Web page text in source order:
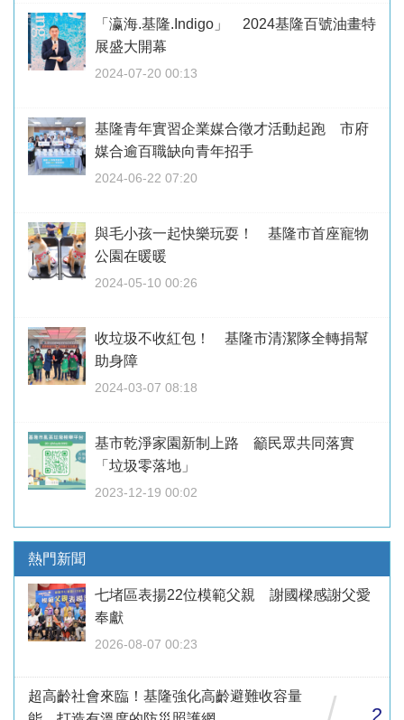
「瀛海.基隆.Indigo」 2024基隆百號油畫特
展盛大開幕
2024-07-20 00:13
基隆青年實習企業媒合徵才活動起跑 市府
媒合逾百職缺向青年招手
2024-06-22 07:20
與毛小孩一起快樂玩耍！ 基隆市首座寵物
公園在暖暖
2024-05-10 00:26
收垃圾不收紅包！ 基隆市清潔隊全轉捐幫
助身障
2024-03-07 08:18
基市乾淨家園新制上路 籲民眾共同落實
「垃圾零落地」
2023-12-19 00:02
熱門新聞
七堵區表揚22位模範父親 謝國樑感謝父愛
奉獻
2026-08-07 00:23
超高齡社會來臨！基隆強化高齡避難收容量
/ 2